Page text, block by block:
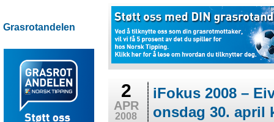
Grasrotandelen
2
APR
2008
iFokus 2008 –
onsdag 30. april